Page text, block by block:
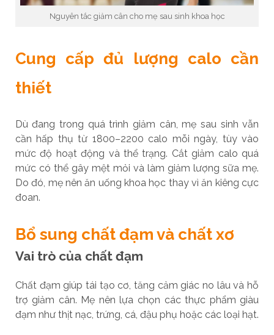
Nguyên tắc giảm cân cho mẹ sau sinh khoa học
Cung cấp đủ lượng calo cần
thiết
Dù đang trong quá trình giảm cân, mẹ sau sinh vẫn
cần hấp thụ từ 1800–2200 calo mỗi ngày, tùy vào
mức độ hoạt động và thể trạng. Cắt giảm calo quá
mức có thể gây mệt mỏi và làm giảm lượng sữa mẹ.
Do đó, mẹ nên ăn uống khoa học thay vì ăn kiêng cực
đoan.
Bổ sung chất đạm và chất xơ
Vai trò của chất đạm
Chất đạm giúp tái tạo cơ, tăng cảm giác no lâu và hỗ
trợ giảm cân. Mẹ nên lựa chọn các thực phẩm giàu
đạm như thịt nạc, trứng, cá, đậu phụ hoặc các loại hạt.